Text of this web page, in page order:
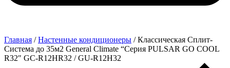
Главная /Настенные кондиционеры / Классическая Сплит-
Система до 35м2 General Climate “Серия PULSAR GO COOL
R32″ GC-R12HR32 / GU-R12H32